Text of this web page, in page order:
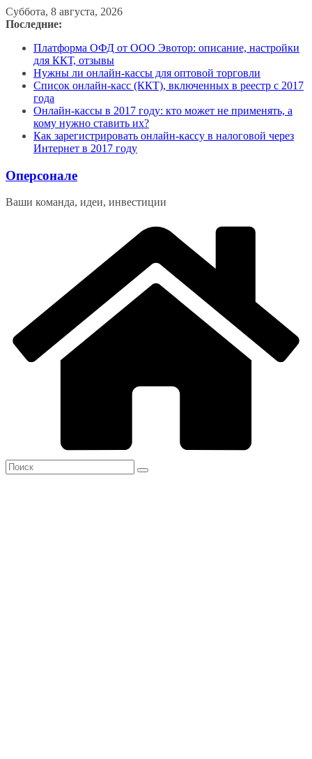
Перейти
к
Суббота, 8 августа, 2026
Последние:
Платформа ОФД от ООО Эвотор: описание, настройки
для ККТ, отзывы
Нужны ли онлайн-кассы для оптовой торговли
Список онлайн-касс (ККТ), включенных в реестр с 2017
года
Онлайн-кассы в 2017 году: кто может не применять, а
кому нужно ставить их?
Как зарегистрировать онлайн-кассу в налоговой через
Интернет в 2017 году
Оперсонале
Ваши команда, идеи, инвестиции